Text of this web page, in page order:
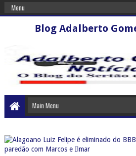
Blog Adalberto